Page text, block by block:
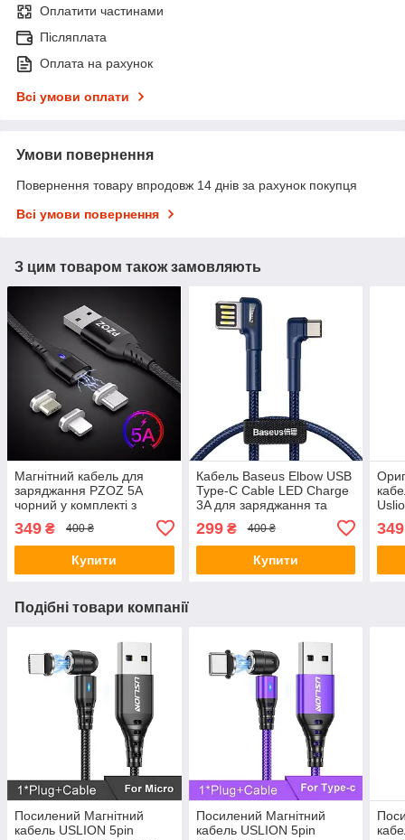
Оплатити частинами
Післяплата
Оплата на рахунок
Всі умови оплати
Умови повернення
Повернення товару впродовж 14 днів за рахунок покупця
Всі умови повернення
З цим товаром також замовляють
Магнітний кабель для
заряджання PZOZ 5A
чорний у комплекті з
(Lightning, micro USB або
Type-C)
349 ₴ 400 ₴
Купити
Кабель Baseus Elbow USB
Type-C Cable LED Charge
3A для заряджання та
метр) Синій
299₴ 400 ₴
Купити
349
Подібні товари компанії
Посилений Магнітний
кабель USLION 5pin
Посилений Магнітний
кабель USLION 5pin